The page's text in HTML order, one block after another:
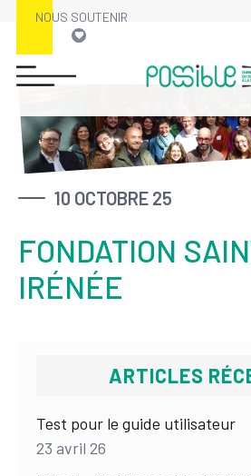
Skip
content
NOUS SOUTENIR
10 OCTOBRE 25
FONDATION
IRÉNÉE
ARTICLES
Test pour le guide utilisateur
23 avril 26